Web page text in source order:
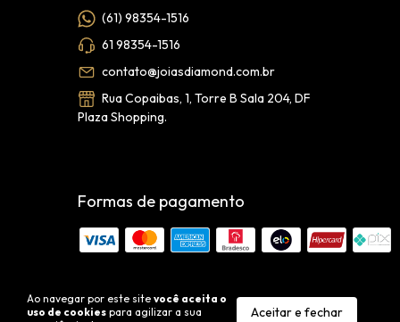
Ao navegar por este site você aceita o
uso de cookies para agilizar a sua
Aceitar e fechar
(61) 98354-1516
61 98354-1516
contato@joiasdiamond.com.br
Rua Copaibas, 1, Torre B Sala 204, DF
Plaza Shopping.
Formas de pagamento